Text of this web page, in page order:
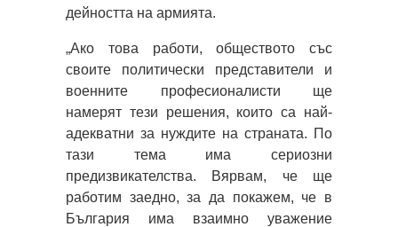
дейността на армията.
„Ако това работи, обществото със
своите политически представители и
военните професионалисти ще
намерят тези решения, които са най-
адекватни за нуждите на страната. По
тази тема има сериозни
предизвикателства. Вярвам, че ще
работим заедно, за да покажем, че в
България има взаимно уважение